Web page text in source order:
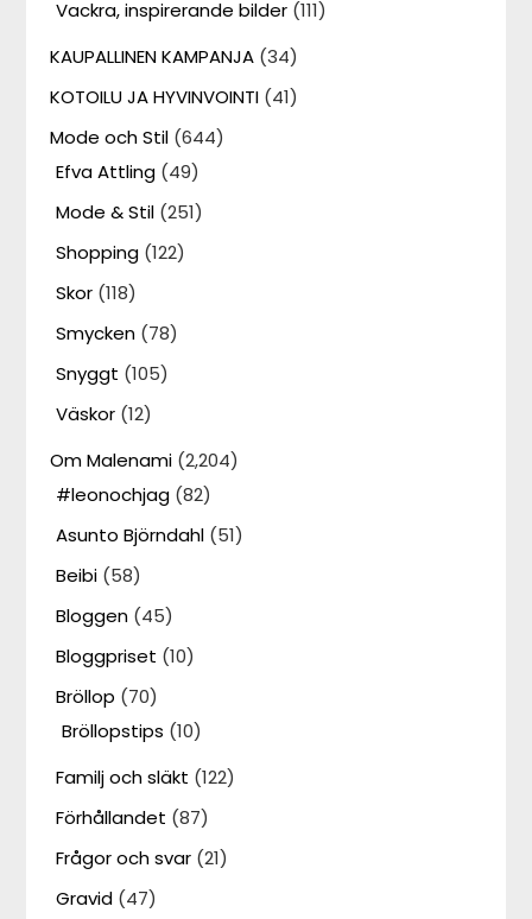
Vackra, inspirerande bilder (111)
KAUPALLINEN KAMPANJA (34)
KOTOILU JA HYVINVOINTI (41)
Mode och Stil (644)
Efva Attling (49)
Mode & Stil (251)
Shopping (122)
Skor (118)
Smycken (78)
Snyggt (105)
Väskor (12)
Om Malenami (2,204)
#leonochjag (82)
Asunto Björndahl (51)
Beibi (58)
Bloggen (45)
Bloggpriset (10)
Bröllop (70)
Bröllopstips (10)
Familj och släkt (122)
Förhållandet (87)
Frågor och svar (21)
Gravid (47)